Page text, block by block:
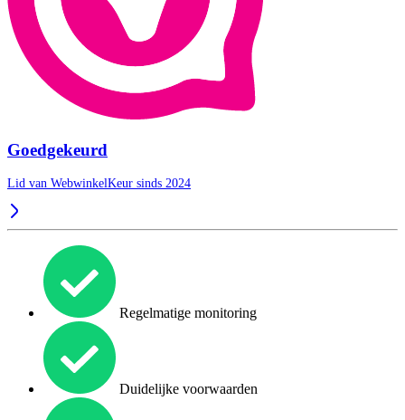
Goedgekeurd
Lid van WebwinkelKeur sinds 2024
Regelmatige monitoring
Duidelijke voorwaarden